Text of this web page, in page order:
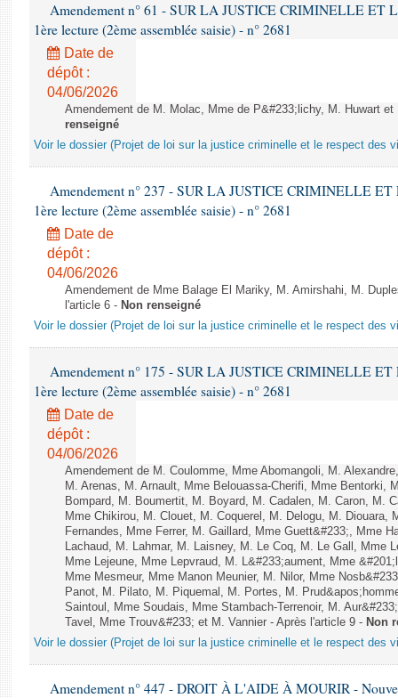
Amendement n° 61 - SUR LA JUSTICE CRIMINELLE ET
1ère lecture (2ème assemblée saisie) - n° 2681
Date de
dépôt :
04/06/2026
Amendement de M. Molac, Mme de P&#233;lichy, M. Huwart
renseigné
Voir le dossier (Projet de loi sur la justice criminelle et le respect des
Amendement n° 237 - SUR LA JUSTICE CRIMINELLE
1ère lecture (2ème assemblée saisie) - n° 2681
Date de
dépôt :
04/06/2026
Amendement de Mme Balage El Mariky, M. Amirshahi, M.
l'article 6 - Non renseigné
Voir le dossier (Projet de loi sur la justice criminelle et le respect des
Amendement n° 175 - SUR LA JUSTICE CRIMINELLE
1ère lecture (2ème assemblée saisie) - n° 2681
Date de
dépôt :
04/06/2026
Amendement de M. Coulomme, Mme Abomangoli, M.
M. Arenas, M. Arnault, Mme Belouassa-Cherifi, Mme Bentorki,
Bompard, M. Boumertit, M. Boyard, M. Cadalen, M. Caron, M.
Mme Chikirou, M. Clouet, M. Coquerel, M. Delogu, M. Diouara,
Fernandes, Mme Ferrer, M. Gaillard, Mme Guett&#233;, Mme
Lachaud, M. Lahmar, M. Laisney, M. Le Coq, M. Le Gall, Mme
Mme Lejeune, Mme Lepvraud, M. L&#233;aument, Mme
Mme Mesmeur, Mme Manon Meunier, M. Nilor, Mme
Panot, M. Pilato, M. Piquemal, M. Portes, M.
Saintoul, Mme Soudais, Mme Stambach-Terrenoir, M.
Tavel, Mme Trouv&#233; et M. Vannier - Après l'article 9 - Non
Voir le dossier (Projet de loi sur la justice criminelle et le respect des
Amendement n° 447 - DROIT À L'AIDE À MOURIR -